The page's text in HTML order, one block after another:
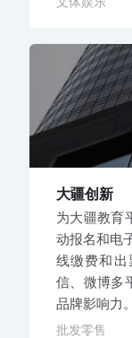
大疆创新
为大疆教育
动报名和电
线缴费和
信、微博多
品牌影响力。
批发零售